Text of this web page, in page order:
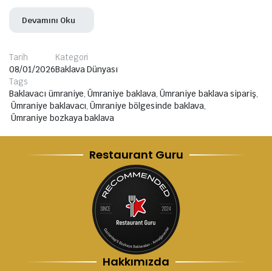
Devamını Oku
Tarih
08/01/2026
Kategori
Baklava Dünyası
Tags
Baklavacı ümraniye, Ümraniye baklava, Ümraniye baklava sipariş,
Ümraniye baklavacı, Ümraniye bölgesinde baklava,
Ümraniye bozkaya baklava
Restaurant Guru
Hakkımızda